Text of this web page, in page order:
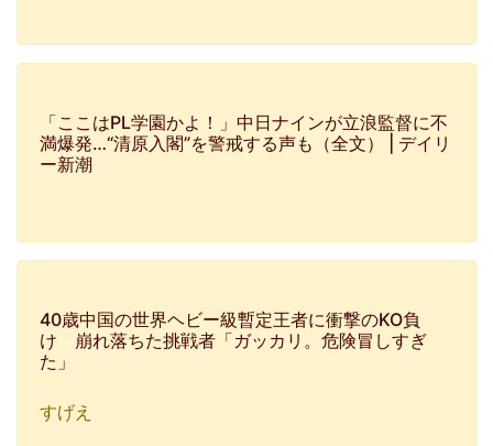
「ここはPL学園かよ！」中日ナインが立浪監督に不
満爆発…“清原入閣”を警戒する声も（全文） | デイリ
ー新潮
40歳中国の世界ヘビー級暫定王者に衝撃のKO負
け 崩れ落ちた挑戦者「ガッカリ。危険冒しすぎ
た」
すげえ